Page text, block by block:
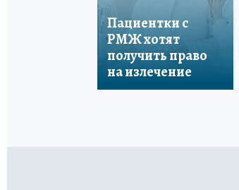
Пациентки с
РМЖ хотят
получить право
на излечение